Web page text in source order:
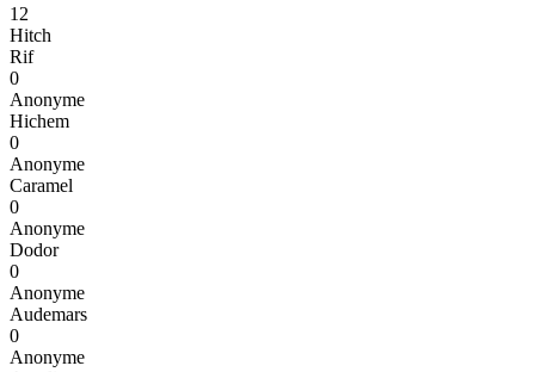
12
Hitch
Rif
0
Anonyme
Hichem
0
Anonyme
Caramel
0
Anonyme
Dodor
0
Anonyme
Audemars
0
Anonyme